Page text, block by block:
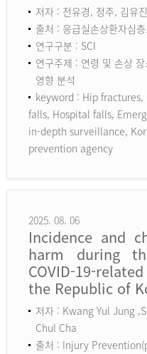
저자 : 전유경, 정주, 김유
출처 : 응급실손상환자심
연구구분 : SCI
연구주제 : 연령 및 손상
영향 분석
keyword : Hip
falls, Hospital falls,
in-depth surveillance,
prevention agency
2025. 08. 06
Incidence and
harm during
COVID-19-
the Republic of
저자 : Kwang Yul Jung
Chul Cha
출처 : Injury